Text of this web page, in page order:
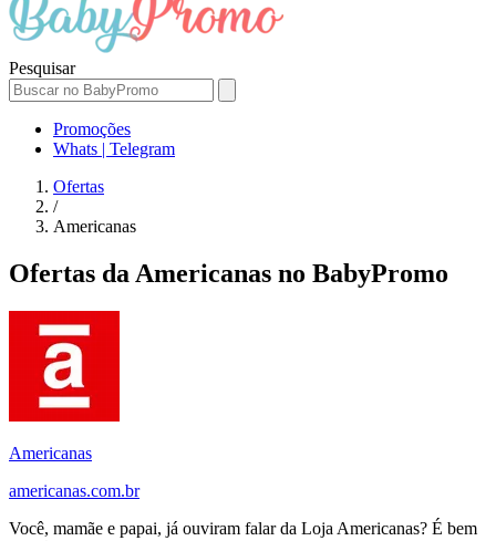
Pesquisar
Promoções
Whats | Telegram
Ofertas
/
Americanas
Ofertas da Americanas no BabyPromo
Americanas
americanas.com.br
Você, mamãe e papai, já ouviram falar da Loja Americanas? É bem